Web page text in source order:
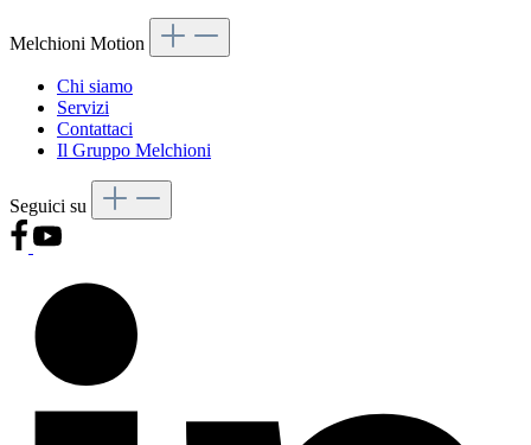
Melchioni Motion
Chi siamo
Servizi
Contattaci
Il Gruppo Melchioni
Seguici su